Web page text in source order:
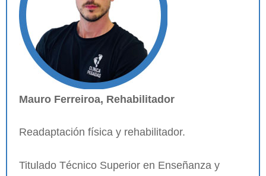
Mauro Ferreiroa, Rehabilitador
Readaptación física y rehabilitador.
Titulado Técnico Superior en Enseñanza y